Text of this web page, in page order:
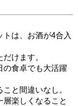
は、お酒が4合入
けます。
の食卓でも大活躍
と間違いなし。
楽しくなること